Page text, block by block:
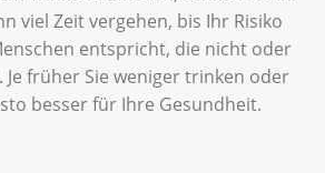
viel Zeit vergehen, bis Ihr Risiko
entspricht, die nicht oder
früher Sie weniger trinken oder
besser für Ihre Gesundheit.